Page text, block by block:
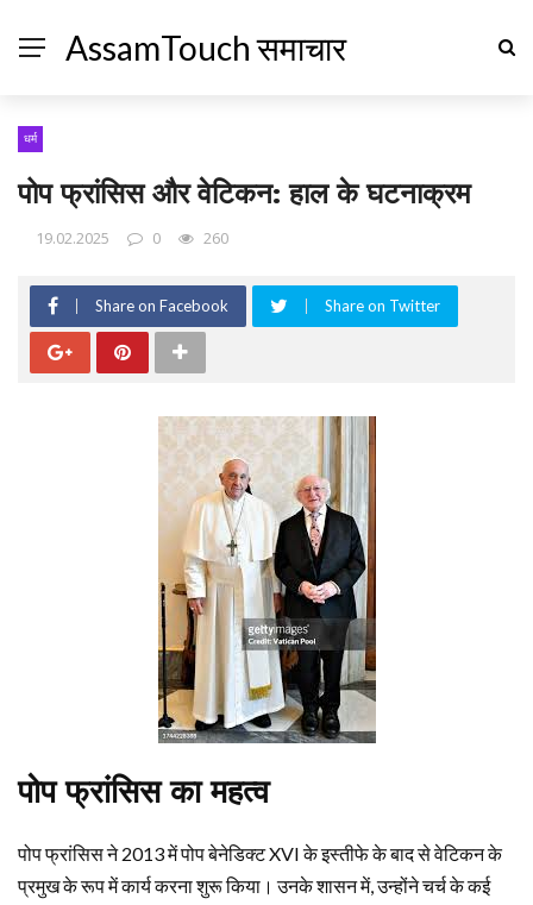
AssamTouch समाचार
धर्म
पोप फ्रांसिस और वेटिकन: हाल के घटनाक्रम
19.02.2025 0 260
Share on Facebook Share on Twitter
पोप फ्रांसिस का महत्व
पोप फ्रांसिस ने 2013 में पोप बेनेडिक्ट XVI के इस्तीफे के बाद से वेटिकन के
प्रमुख के रूप में कार्य करना शुरू किया। उनके शासन में, उन्होंने चर्च के कई